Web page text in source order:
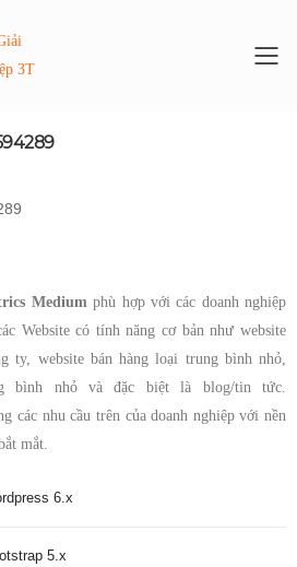
Mediumphù hợp với các doanh nghiệp
Website có tính năng cơ bản như website
ty, website bán hàng loại trung bình nhỏ,
bình nhỏ và đặc biệt là blog/tin tức.
các nhu cầu trên của doanh nghiệp với nền
mắt.
6.x
5.x